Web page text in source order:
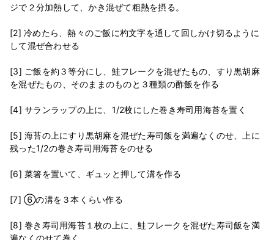
ジで２分加熱して、かき混ぜて粗熱を摂る。
[2] 冷めたら、熱々のご飯に杓文字を通して回しかけ切るように
して混ぜ合わせる
[3] ご飯を約３等分にし、鮭フレークを混ぜたもの、すり黒胡麻
を混ぜたもの、そのままのものと３種類の酢飯を作る
[4] サランラップの上に、1/2枚にした巻き寿司用海苔を置く
[5] 海苔の上にすり黒胡麻を混ぜた寿司飯を満遍なくのせ、上に
残った1/2の巻き寿司用海苔をのせる
[6] 菜箸を置いて、ギュッと押して溝を作る
[7] ⑥の溝を３本くらい作る
[8] 巻き寿司用海苔１枚の上に、鮭フレークを混ぜた寿司飯を満
遍なくのせて巻く